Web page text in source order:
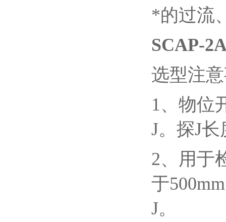
*的过流
SCAP-
选型注
1、物位
J。探J
2、用于
于
J。